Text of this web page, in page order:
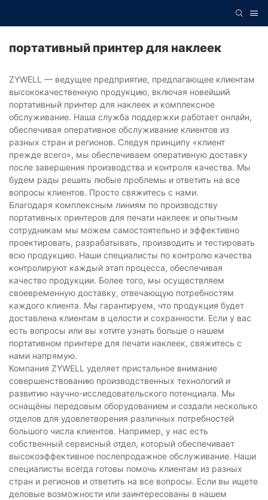
портативный принтер для наклеек
ZYWELL — ведущее предприятие, предлагающее клиентам
высококачественную продукцию, включая новейший
портативный принтер для наклеек и комплексное
обслуживание. Наша служба поддержки работает онлайн,
обеспечивая оперативное обслуживание клиентов из
разных стран и регионов. Следуя принципу «клиент
прежде всего», мы обеспечиваем оперативную доставку
после завершения производства и контроля качества. Мы
будем рады решить любые проблемы и ответить на все
вопросы клиентов. Просто свяжитесь с нами.
Благодаря комплексным линиям по производству
портативных принтеров для печати наклеек и опытным
сотрудникам мы можем самостоятельно и эффективно
проектировать, разрабатывать, производить и тестировать
всю продукцию. Наши специалисты по контролю качества
контролируют каждый этап процесса, обеспечивая
качество продукции. Более того, мы осуществляем
своевременную доставку, отвечающую потребностям
каждого клиента. Мы гарантируем, что продукция будет
доставлена ​​клиентам в целости и сохранности. Если у вас
есть вопросы или вы хотите узнать больше о нашем
портативном принтере для печати наклеек, свяжитесь с
нами напрямую.
Компания ZYWELL уделяет пристальное внимание
совершенствованию производственных технологий и
развитию научно-исследовательского потенциала. Мы
оснащёны передовым оборудованием и создали несколько
отделов для удовлетворения различных потребностей
большого числа клиентов. Например, у нас есть
собственный сервисный отдел, который обеспечивает
высокоэффективное послепродажное обслуживание. Наши
специалисты всегда готовы помочь клиентам из разных
стран и регионов и ответить на все вопросы. Если вы ищете
деловые возможности или заинтересованы в нашем